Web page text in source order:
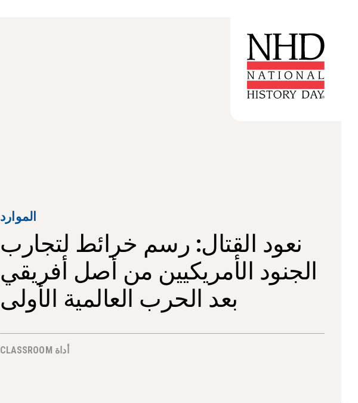
الموارد
نعود القتال: رسم خرائط لتجارب
الجنود الأمريكيين من أصل أفريقي
بعد الحرب العالمية الأولى
أداة CLASSROOM